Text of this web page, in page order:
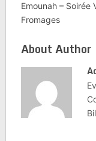
Emounah – Soirée
Fromages
About Author